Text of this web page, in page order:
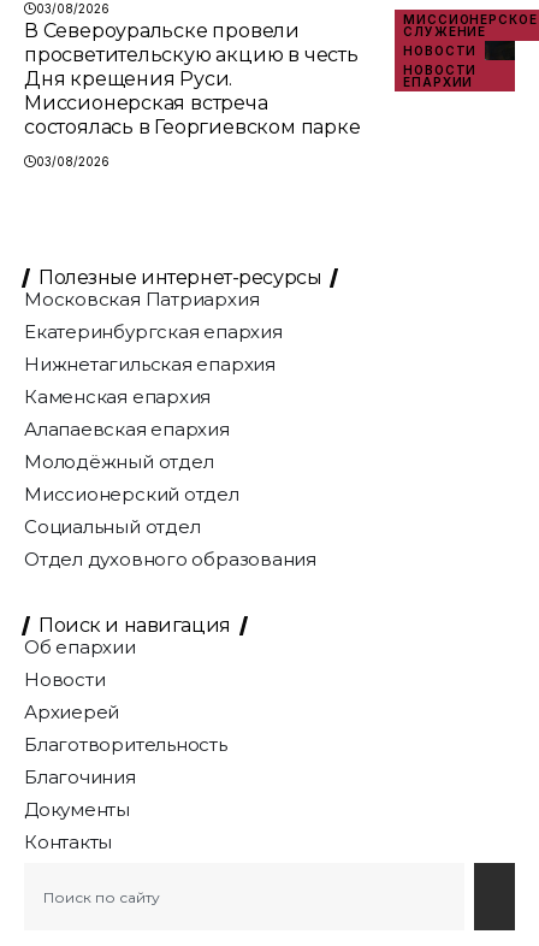
03/08/2026
МИССИОНЕРСКОЕ
СЛУЖЕНИЕ
НОВОСТИ
НОВОСТИ
ЕПАРХИИ
В Североуральске провели
просветительскую акцию в честь
Дня крещения Руси.
Миссионерская встреча
состоялась в Георгиевском парке
03/08/2026
Полезные интернет-ресурсы
Московская Патриархия
Екатеринбургская епархия
Нижнетагильская епархия
Каменская епархия
Алапаевская епархия
Молодёжный отдел
Миссионерский отдел
Социальный отдел
Отдел духовного образования
Поиск и навигация
Об епархии
Новости
Архиерей
Благотворительность
Благочиния
Документы
Контакты